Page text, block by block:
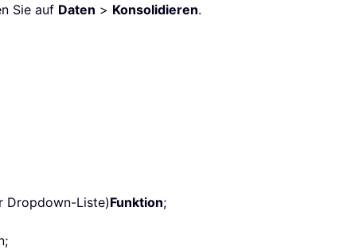
Sie auf Daten > Konsolidieren.
Dropdown-Liste)Funktion;